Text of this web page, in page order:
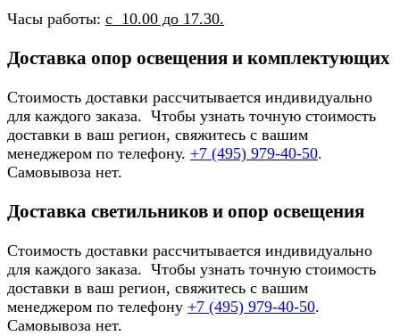
Часы работы: с 10.00 до 17.30.
Доставка опор освещения и комплектующих
Стоимость доставки рассчитывается индивидуально
для каждого заказа. Чтобы узнать точную стоимость
доставки в ваш регион, свяжитесь с вашим
менеджером по телефону. +7 (495) 979-40-50.
Самовывоза нет.
Доставка светильников и опор освещения
Стоимость доставки рассчитывается индивидуально
для каждого заказа. Чтобы узнать точную стоимость
доставки в ваш регион, свяжитесь с вашим
менеджером по телефону +7 (495) 979-40-50.
Самовывоза нет.